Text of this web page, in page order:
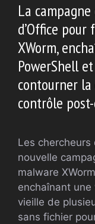
La
d’Office
XWorm,
PowerShell
contourner
contrôle
Les
nouvelle
malware
enchaînant
vieille de
sans fichier